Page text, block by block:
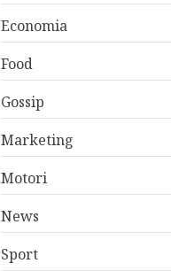
Economia
Food
Gossip
Marketing
Motori
News
Sport